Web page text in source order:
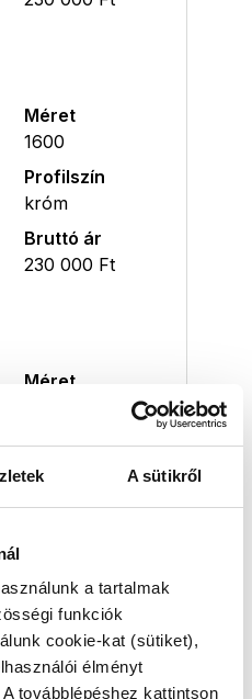
A sütikről
a tartalmak
funkciók
cookie-kat (sütiket),
élményt
A továbblépéshez kattintson
Méret
1600
Profilszín
króm
Bruttó ár
230 000 Ft
Méret
Profilszín
króm
Bruttó ár
Méret
1600